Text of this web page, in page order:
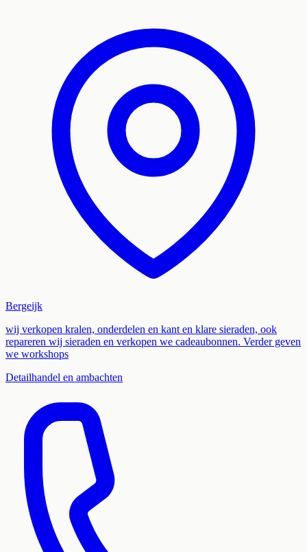
Bergeijk
wij verkopen kralen, onderdelen en kant en klare sieraden, ook
repareren wij sieraden en verkopen we cadeaubonnen. Verder geven
we workshops
Detailhandel en ambachten